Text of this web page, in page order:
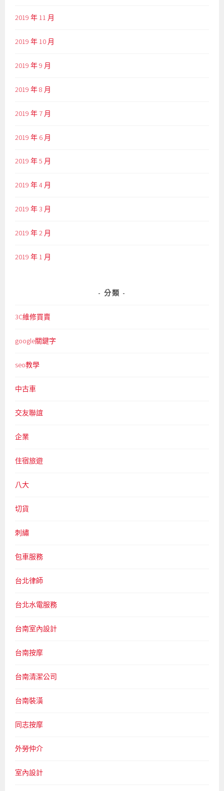
2019 年 11 月
2019 年 10 月
2019 年 9 月
2019 年 8 月
2019 年 7 月
2019 年 6 月
2019 年 5 月
2019 年 4 月
2019 年 3 月
2019 年 2 月
2019 年 1 月
分類
3C維修買賣
google關鍵字
seo教學
中古車
交友聯誼
企業
住宿旅遊
八大
切貨
刺繡
包車服務
台北律師
台北水電服務
台南室內設計
台南按摩
台南清潔公司
台南裝潢
同志按摩
外勞仲介
室內設計